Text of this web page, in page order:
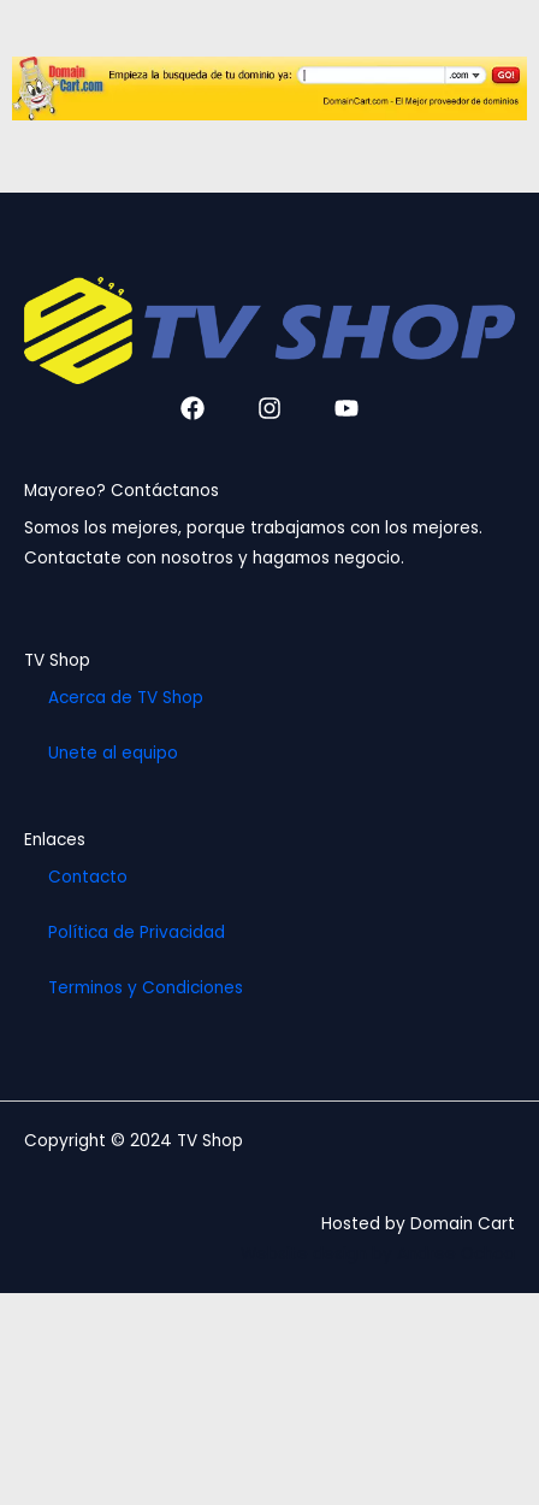
F
a
b
o
o
k
I
n
g
r
a
Y
o
b
e
Mayoreo? Contáctanos
Somos los mejores, porque trabajamos con los mejores.
Contactate con nosotros y hagamos negocio.
TV Shop
Acerca de TV Shop
Unete al equipo
Enlaces
Contacto
Política de Privacidad
Terminos y Condiciones
Copyright © 2024 TV Shop
Hosted by Domain Cart